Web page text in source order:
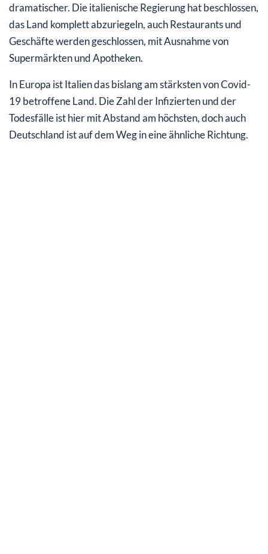
dramatischer. Die italienische Regierung hat beschlossen,
das Land komplett abzuriegeln, auch Restaurants und
Geschäfte werden geschlossen, mit Ausnahme von
Supermärkten und Apotheken.
In Europa ist Italien das bislang am stärksten von Covid-
19 betroffene Land. Die Zahl der Infizierten und der
Todesfälle ist hier mit Abstand am höchsten, doch auch
Deutschland ist auf dem Weg in eine ähnliche Richtung.